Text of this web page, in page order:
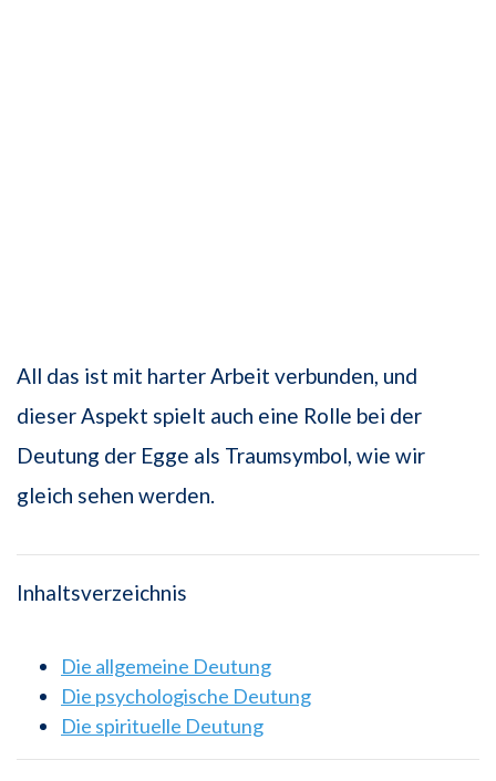
All das ist mit harter Arbeit verbunden, und
dieser Aspekt spielt auch eine Rolle bei der
Deutung der Egge als Traumsymbol, wie wir
gleich sehen werden.
Inhaltsverzeichnis
Die allgemeine Deutung
Die psychologische Deutung
Die spirituelle Deutung